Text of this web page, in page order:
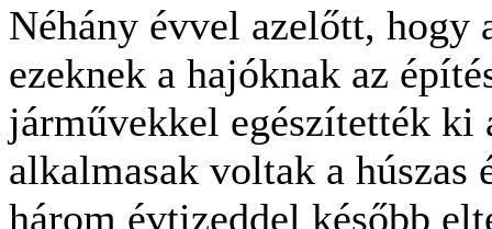
Néhány évvel azelőtt, hogy
ezeknek a hajóknak az
járművekkel egészítették ki
alkalmasak voltak a húszas
három évtizeddel később